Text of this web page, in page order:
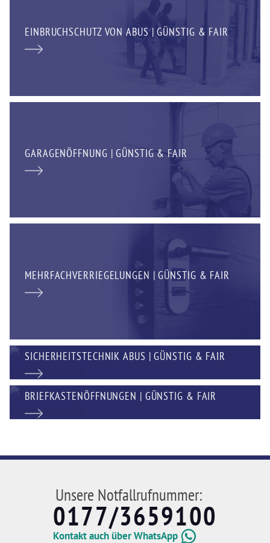
EINBRUCHSCHUTZ VON ABUS | GÜNSTIG & FAIR
GARAGENÖFFNUNG | GÜNSTIG & FAIR
MEHRFACHVERRIEGELUNGEN | GÜNSTIG & FAIR
SICHERHEITSTECHNIK ABUS | GÜNSTIG & FAIR
BRIEFKASTENÖFFNUNGEN | GÜNSTIG & FAIR
Unsere Notfallrufnummer:
0177/3659100
Kontakt auch über WhatsApp